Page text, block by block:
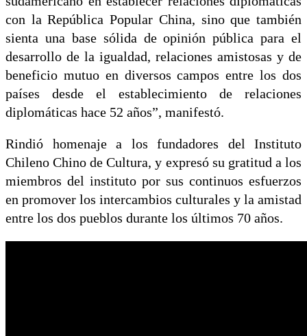
con la República Popular China, sino que también
sienta una base sólida de opinión pública para el
desarrollo de la igualdad, relaciones amistosas y de
beneficio mutuo en diversos campos entre los dos
países desde el establecimiento de relaciones
diplomáticas hace 52 años”, manifestó.
Rindió homenaje a los fundadores del Instituto
Chileno Chino de Cultura, y expresó su gratitud a los
miembros del instituto por sus continuos esfuerzos
en promover los intercambios culturales y la amistad
entre los dos pueblos durante los últimos 70 años.